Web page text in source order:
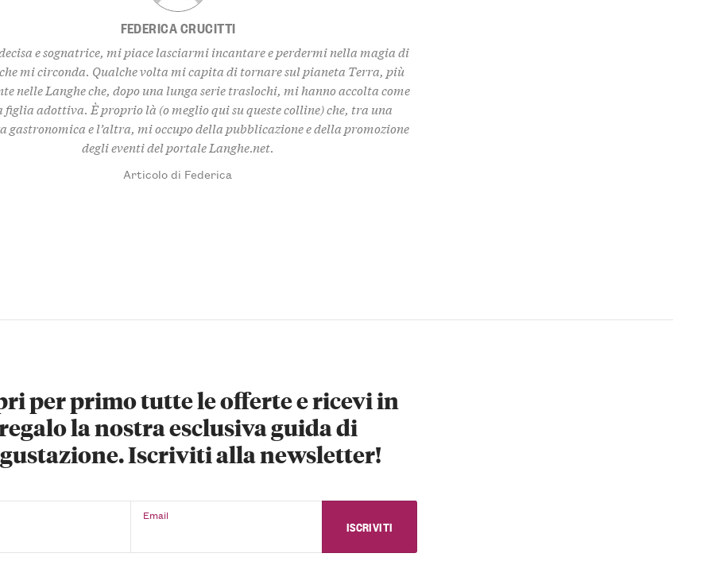
FEDERICA CRUCITTI
e sognatrice, mi piace lasciarmi incantare e perdermi nella magia di
mi circonda. Qualche volta mi capita di tornare sul pianeta Terra, più
nelle Langhe che, dopo una lunga serie traslochi, mi hanno accolta come
figlia adottiva. È proprio là (o meglio qui su queste colline) che, tra una
gastronomica e l’altra, mi occupo della pubblicazione e della promozione
degli eventi del portale Langhe.net.
Articolo di Federica
per primo tutte le offerte e ricevi in
la nostra esclusiva guida di
Iscriviti alla newsletter!
Email